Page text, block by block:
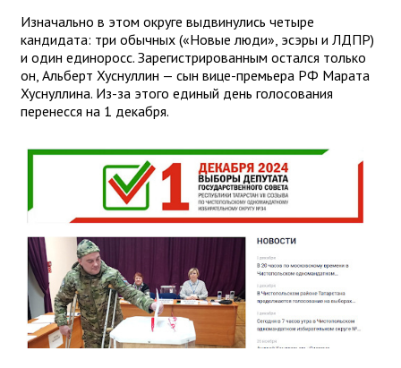
Изначально в этом округе выдвинулись четыре
кандидата: три обычных («Новые люди», эсэры и ЛДПР)
и один единоросс. Зарегистрированным остался только
он, Альберт Хуснуллин — сын вице-премьера РФ Марата
Хуснуллина. Из-за этого единый день голосования
перенесся на 1 декабря.